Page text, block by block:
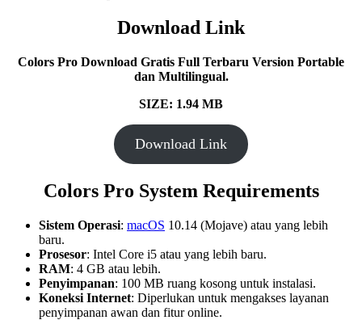
Download Link
Colors Pro Download Gratis Full Terbaru Version Portable
dan Multilingual.
SIZE: 1.94 MB
Download Link
Colors Pro System Requirements
Sistem Operasi: macOS 10.14 (Mojave) atau yang lebih
baru.
Prosesor: Intel Core i5 atau yang lebih baru.
RAM: 4 GB atau lebih.
Penyimpanan: 100 MB ruang kosong untuk instalasi.
Koneksi Internet: Diperlukan untuk mengakses layanan
penyimpanan awan dan fitur online.